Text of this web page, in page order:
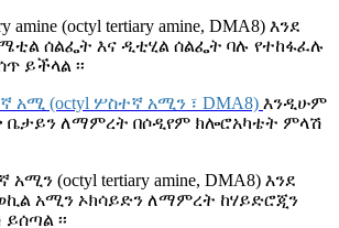
amine (octyl tertiary amine, DMA8) እንደ
ሰልፌት እና ዲቲሂል ሰልፌት ባሉ የተከፋፈሉ
ይችላል ፡፡
አሚ (octyl ሦስተኛ አሚን ፣ DMA8) እንዲሁም
ቤታይን ለማምረት በሶዲየም ክሎሮአካቴት ምላሽ
(octyl tertiary amine, DMA8) እንደ
አሚን ኦክሳይድን ለማምረት ከሃይድሮጂን
፡፡